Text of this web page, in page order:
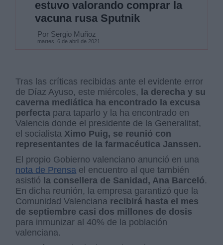
estuvo valorando comprar la
vacuna rusa Sputnik
Por Sergio Muñoz
martes, 6 de abril de 2021
Tras las críticas recibidas ante el evidente error
de Díaz Ayuso, este miércoles,
la derecha y su
caverna mediática ha encontrado la excusa
perfecta para taparlo y la ha encontrado en
Valencia donde el presidente de la Generalitat,
el socialistaXimo Puig, se reunió con
representantes de la farmacéutica Janssen.
El propio Gobierno valenciano anunció en una
nota de Prensa el encuentro al que también
asistió la consellera de Sanidad, Ana Barceló.
En dicha reunión, la empresa garantizó que la
Comunidad Valenciana recibirá hasta el mes
de septiembre casi dos millones de dosis
para inmunizar al 40% de la población
valenciana.